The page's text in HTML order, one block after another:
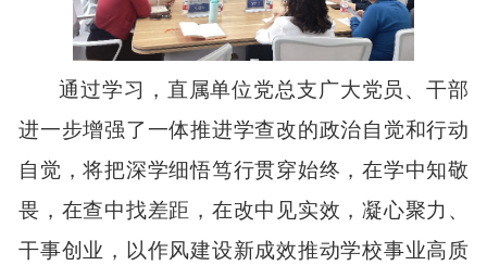
通过学习， 直属单位党总支广大党员、干部
进一步增强了一体推进学查改的政治自觉和行动
自觉，将把深学细悟笃行贯穿始终， 在学中知敬
畏，在查中找差距，在改中见实效 ， 凝心聚力、
干事创业 ， 以作风建设新成效推动学校事业高质